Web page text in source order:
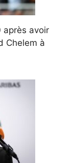
après avoir
Chelem à